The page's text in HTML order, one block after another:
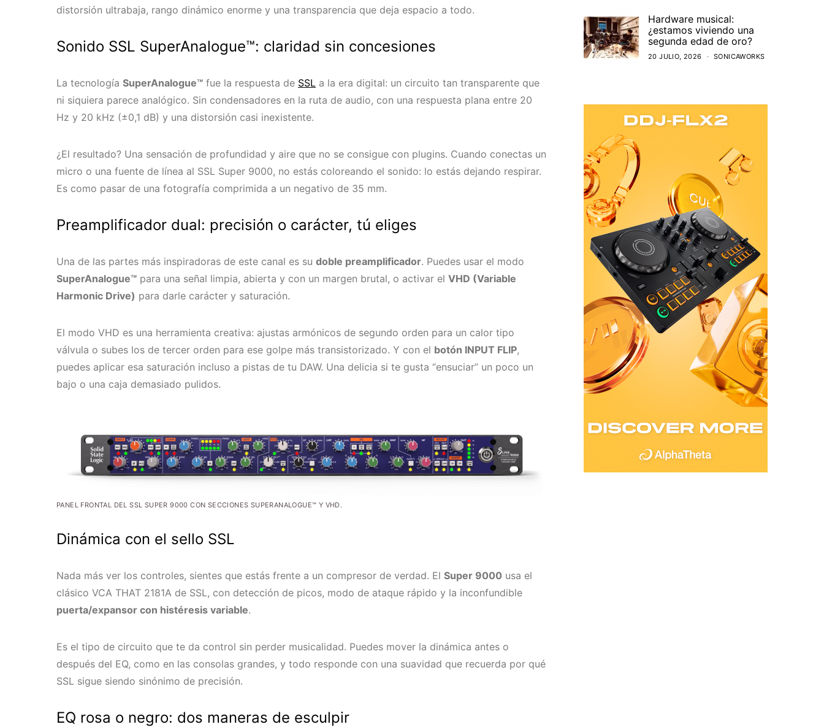
distorsión ultrabaja, rango dinámico enorme y una transparencia que deja espacio a todo.
Sonido SSL SuperAnalogue™: claridad sin concesiones
La tecnología SuperAnalogue™ fue la respuesta de SSL a la era digital: un circuito tan transparente que
ni siquiera parece analógico. Sin condensadores en la ruta de audio, con una respuesta plana entre 20
Hz y 20 kHz (±0,1 dB) y una distorsión casi inexistente.
¿El resultado? Una sensación de profundidad y aire que no se consigue con plugins. Cuando conectas un
micro o una fuente de línea al SSL Super 9000, no estás coloreando el sonido: lo estás dejando respirar.
Es como pasar de una fotografía comprimida a un negativo de 35 mm.
Preamplificador dual: precisión o carácter, tú eliges
Una de las partes más inspiradoras de este canal es su doble preamplificador. Puedes usar el modo
SuperAnalogue™ para una señal limpia, abierta y con un margen brutal, o activar el VHD (Variable
Harmonic Drive) para darle carácter y saturación.
El modo VHD es una herramienta creativa: ajustas armónicos de segundo orden para un calor tipo
válvula o subes los de tercer orden para ese golpe más transistorizado. Y con el botón INPUT FLIP,
puedes aplicar esa saturación incluso a pistas de tu DAW. Una delicia si te gusta “ensuciar” un poco un
bajo o una caja demasiado pulidos.
PANEL FRONTAL DEL SSL SUPER 9000 CON SECCIONES SUPERANALOGUE™ Y VHD.
Dinámica con el sello SSL
Nada más ver los controles, sientes que estás frente a un compresor de verdad. El Super 9000 usa el
clásico VCA THAT 2181A de SSL, con detección de picos, modo de ataque rápido y la inconfundible
puerta/expansor con histéresis variable.
Es el tipo de circuito que te da control sin perder musicalidad. Puedes mover la dinámica antes o
después del EQ, como en las consolas grandes, y todo responde con una suavidad que recuerda por qué
SSL sigue siendo sinónimo de precisión.
EQ rosa o negro: dos maneras de esculpir
Hardware musical:
¿estamos viviendo una
segunda edad de oro?
20 JULIO, 2026 SONICAWORKS